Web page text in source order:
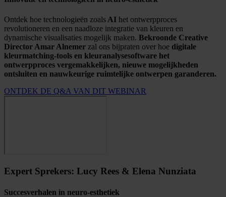
Ontdek hoe technologieën zoals AI het ontwerpproces
revolutioneren en een naadloze integratie van kleuren en
dynamische visualisaties mogelijk maken. Bekroonde Creative
Director Amar Alnemer zal ons bijpraten over hoe digitale
kleurmatching-tools en kleuranalysesoftware het
ontwerpproces vergemakkelijken, nieuwe mogelijkheden
ontsluiten en nauwkeurige ruimtelijke ontwerpen garanderen.
ONTDEK DE Q&A VAN DIT WEBINAR
Expert Sprekers: Lucy Rees & Elena Nunziata
Succesverhalen in neuro-esthetiek